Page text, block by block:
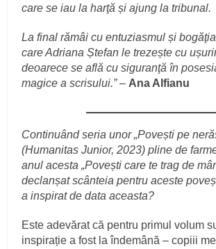
care se iau la harţă și ajung la tribunal.
La final rămâi cu entuziasmul și
care Adriana Ștefan le trezește cu
deoarece se află cu siguranţă în
magice a scrisului.”– Ana Alfianu
Continuând seria unor „Povești pe
(Humanitas Junior, 2023) pline de
anul acesta „Povești care te trag de
declanșat scânteia pentru aceste
a inspirat de data aceasta?
Este adevărat că pentru primul volum
inspirație a fost la îndemână – copiii